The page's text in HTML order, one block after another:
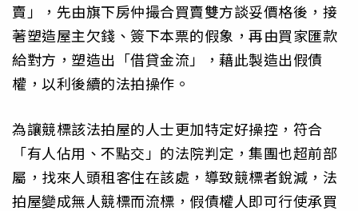
賣」，先由旗下房仲撮合買賣雙方談妥價格後，接
著塑造屋主欠錢、簽下本票的假象，再由買家匯款
給對方，塑造出「借貸金流」，藉此製造出假債
權，以利後續的法拍操作。
為讓競標該法拍屋的人士更加特定好操控，符合
「有人佔用、不點交」的法院判定，集團也超前部
屬，找來人頭租客住在該處，導致競標者銳減，法
拍屋變成無人競標而流標，假債權人即可行使承買